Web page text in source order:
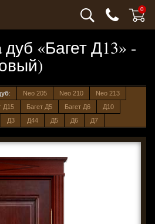
0
«Багет Д13» -
: Neo 205 Neo 210
Neo 213
Д15 Багет Д5 Багет Д6
Д10
Д3 Д44 Д5 Д6 Д7